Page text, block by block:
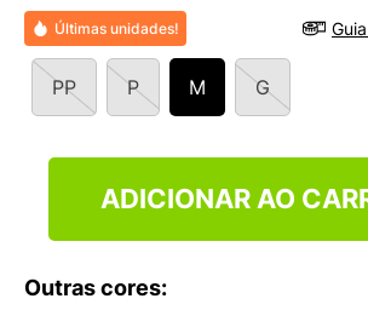
Últimas unidades!
PP P M G
ADICIONAR AO
Outras cores:
9º
VANS TÊNIS VANS ULTRARANGE
10º NEW BALANCE 204L